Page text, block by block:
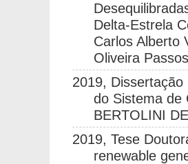
Delta-Estrela
Carlos Alberto
Oliveira
2019,
do Sistema de
BERTOLINI
2019, Tese
renewable